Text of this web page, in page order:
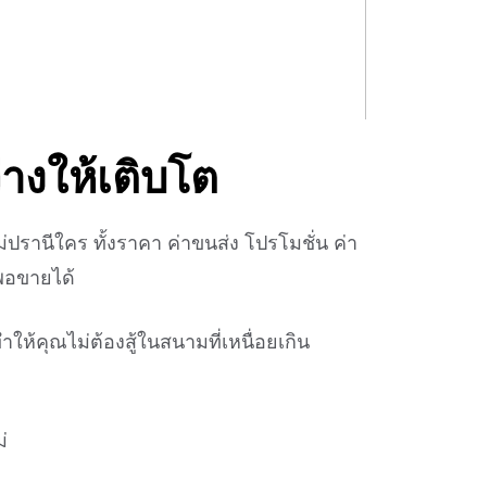
งให้เติบโต
รานีใคร ทั้งราคา ค่าขนส่ง โปรโมชั่น ค่า
อขายได้
ให้คุณไม่ต้องสู้ในสนามที่เหนื่อยเกิน